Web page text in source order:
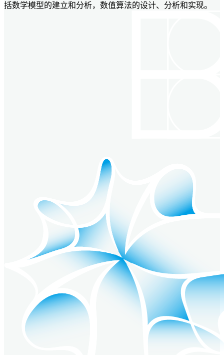
括数学模型的建立和分析，数值算法的设计、分析和实现。